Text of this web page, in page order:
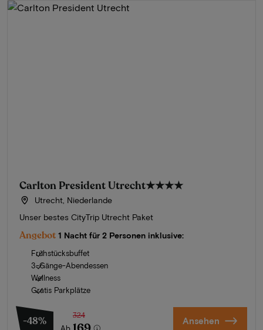
Carlton President Utrecht★★★★
Utrecht, Niederlande
Unser bestes CityTrip Utrecht Paket
Angebot 1 Nacht für 2 Personen inklusive:
Frühstücksbuffet
3-Gänge-Abendessen
Wellness
Gratis Parkplätze
-48% 324 Ansehen